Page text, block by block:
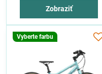
Zobraziť
Vyberte farbu